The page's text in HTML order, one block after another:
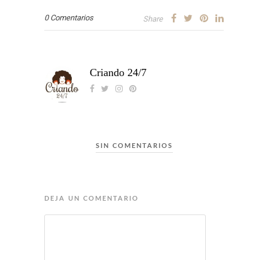
0 Comentarios Share
Criando 24/7
SIN COMENTARIOS
DEJA UN COMENTARIO